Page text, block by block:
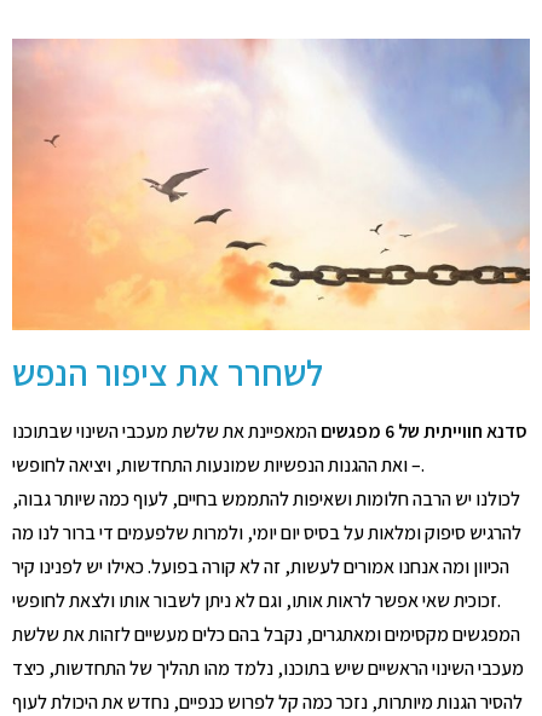
לשחרר את ציפור הנפש
סדנאחווייתית של 6 מפגשים
המאפיינת את שלשת מעכבי השינוי שבתוכנו
– ואת ההגנות הנפשיות שמונעות התחדשות, ויציאה לחופשי.
לכולנו יש הרבה חלומות ושאיפות להתממש בחיים, לעוף כמה שיותר גבוה,
להרגיש סיפוק ומלאות על בסיס יום יומי, ולמרות שלפעמים די ברור לנו מה
הכיוון ומה אנחנו אמורים לעשות, זה לא קורה בפועל. כאילו יש לפנינו קיר
זכוכית שאי אפשר לראות אותו, וגם לא ניתן לשבור אותו ולצאת לחופשי.
המפגשים מקסימים ומאתגרים, נקבל בהם כלים מעשיים לזהות את שלשת
מעכבי השינוי הראשיים שיש בתוכנו, נלמד מהו תהליך של התחדשות, כיצד
להסיר הגנות מיותרות, נזכר כמה קל לפרוש כנפיים, נחדש את היכולת לעוף